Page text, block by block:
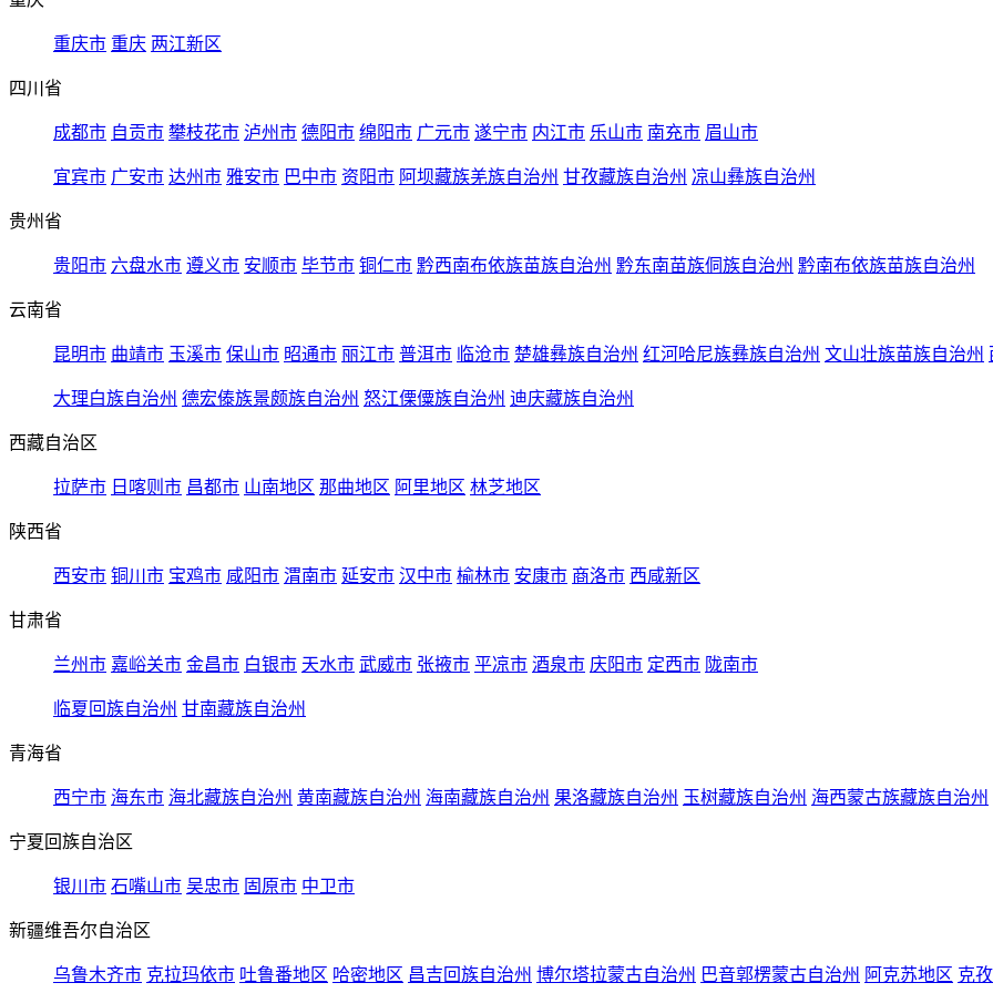
重庆市 重庆 两江新区
四川省
成都市 自贡市 攀枝花市 泸州市 德阳市 绵阳市 广元市 遂宁市 内江市 乐山市 南充市 眉山市
宜宾市 广安市 达州市 雅安市 巴中市 资阳市 阿坝藏族羌族自治州 甘孜藏族自治州 凉山彝族自治州
贵州省
贵阳市 六盘水市 遵义市 安顺市 毕节市 铜仁市 黔西南布依族苗族自治州 黔东南苗族侗族自治州 黔南布依族苗族自治州
云南省
昆明市 曲靖市 玉溪市 保山市 昭通市 丽江市 普洱市 临沧市 楚雄彝族自治州 红河哈尼族彝族自治州 文山壮族苗族自治州
大理白族自治州 德宏傣族景颇族自治州 怒江傈僳族自治州 迪庆藏族自治州
西藏自治区
拉萨市 日喀则市 昌都市 山南地区 那曲地区 阿里地区 林芝地区
陕西省
西安市 铜川市 宝鸡市 咸阳市 渭南市 延安市 汉中市 榆林市 安康市 商洛市 西咸新区
甘肃省
兰州市 嘉峪关市 金昌市 白银市 天水市 武威市 张掖市 平凉市 酒泉市 庆阳市 定西市 陇南市
临夏回族自治州 甘南藏族自治州
青海省
西宁市 海东市 海北藏族自治州 黄南藏族自治州 海南藏族自治州 果洛藏族自治州 玉树藏族自治州 海西蒙古族藏族自治州
宁夏回族自治区
银川市 石嘴山市 吴忠市 固原市 中卫市
新疆维吾尔自治区
乌鲁木齐市 克拉玛依市 吐鲁番地区 哈密地区 昌吉回族自治州 博尔塔拉蒙古自治州 巴音郭楞蒙古自治州 阿克苏地区 克